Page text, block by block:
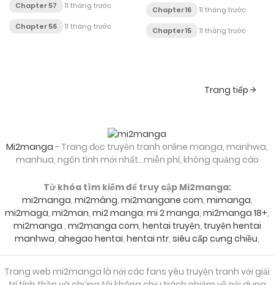
Chapter 57 11 tháng trước
Chapter 56 11 tháng trước
Chapter 16 11 tháng trước
Chapter 15 11 tháng trước
Trang tiếp
Mi2manga - Trang đọc truyện tranh online manga, manhwa,
manhua, ngôn tình mới nhất...miễn phí, không quảng cáo
Từ khóa tìm kiếm để truy cập Mi2manga:
mi2manga, mi2mâng, mi2mangane com, mimanga,
mi2maga, mi2man, mi2 manga, mi 2 manga, mi2manga 18+,
mi2manga , mi2manga com, hentai truyện, truyện hentai
manhwa, ahegao hentai, hentai ntr, siêu cấp cưng chiều,
Trang web mi2manga là nới các fans yêu truyện tranh với giải